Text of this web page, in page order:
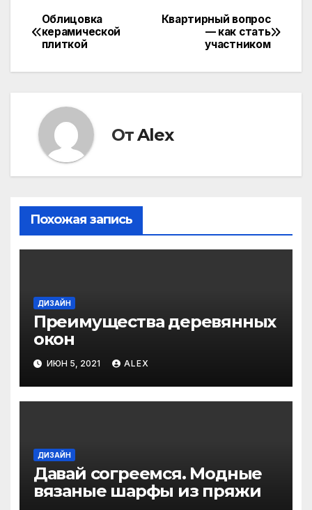
Навигация
по
Квартирный вопрос
— как стать
участником
Облицовка
керамической
плиткой
ОтAlex
Похожая запись
ДИЗАЙН
Преимущества деревянных
окон
ИЮН 5, 2021 ALEX
ДИЗАЙН
Давай согреемся. Модные
вязаные шарфы из пряжи